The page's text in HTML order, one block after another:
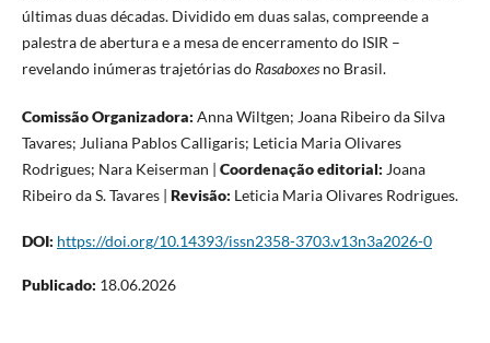
últimas duas décadas. Dividido em duas salas, compreende a
palestra de abertura e a mesa de encerramento do ISIR –
revelando inúmeras trajetórias do Rasaboxesno Brasil.
Comissão Organizadora: Anna Wiltgen; Joana Ribeiro da Silva
Tavares; Juliana Pablos Calligaris; Leticia Maria Olivares
Rodrigues; Nara Keiserman | Coordenação editorial: Joana
Ribeiro da S. Tavares | Revisão: Leticia Maria Olivares Rodrigues.
DOI: https://doi.org/10.14393/issn2358-3703.v13n3a2026-0
Publicado: 18.06.2026